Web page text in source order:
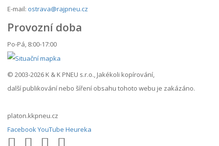
E-mail: ostrava@rajpneu.cz
Provozní doba
Po-Pá, 8:00-17:00
© 2003-2026 K & K PNEU s.r.o., Jakékoli kopírování,
další publikování nebo šíření obsahu tohoto webu je zakázáno.
platon.kkpneu.cz
FacebookYouTube Heureka